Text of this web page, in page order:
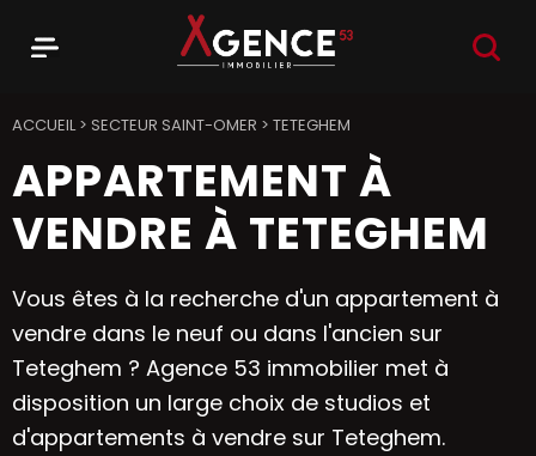
ACCUEIL> SECTEUR SAINT-OMER > TETEGHEM
APPARTEMENT À
VENDRE À TETEGHEM
Vous êtes à la recherche d'un appartement à
vendre dans le neuf ou dans l'ancien sur
Teteghem ? Agence 53 immobilier met à
disposition un large choix de studios et
d'appartements à vendre sur Teteghem.